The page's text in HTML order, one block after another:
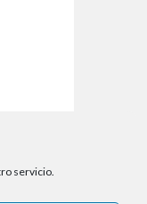
servicio.